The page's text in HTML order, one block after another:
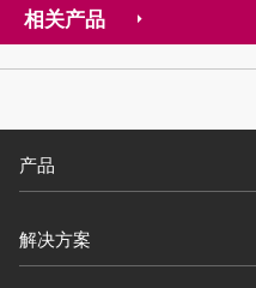
相关产品
产品
解决方案